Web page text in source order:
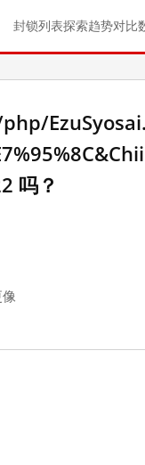
封锁列表探索趋势对比
吗？